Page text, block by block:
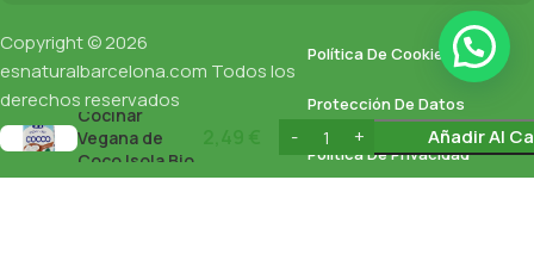
Copyright © 2026
esnaturalbarcelona.com Todos los
derechos reservados
Política De Cookies
Protección De Datos
Política De Privacidad
Crema para
Cocinar
Vegana de
Coco Isola Bio
200Ml
Añadir Al